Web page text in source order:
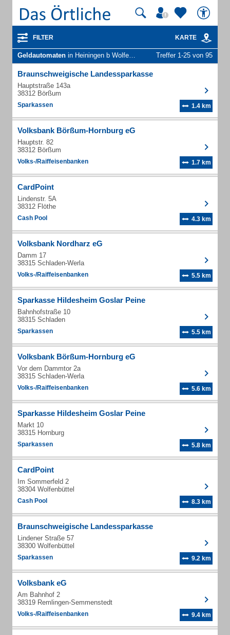
FILTER KARTE
Geldautomaten in Heiningen b Wolfenbüttel Treffer 1-25 von 95
Braunschweigische Landessparkasse
Hauptstraße 143a
38312 Börßum
Sparkassen 1.4 km
Volksbank Börßum-Hornburg eG
Hauptstr. 82
38312 Börßum
Volks-/Raiffeisenbanken 1.7 km
CardPoint
Lindenstr. 5A
38312 Flöthe
Cash Pool 4.3 km
Volksbank Nordharz eG
Damm 17
38315 Schladen-Werla
Volks-/Raiffeisenbanken 5.5 km
Sparkasse Hildesheim Goslar Peine
Bahnhofstraße 10
38315 Schladen
Sparkassen 5.5 km
Volksbank Börßum-Hornburg eG
Vor dem Dammtor 2a
38315 Schladen-Werla
Volks-/Raiffeisenbanken 5.6 km
Sparkasse Hildesheim Goslar Peine
Markt 10
38315 Hornburg
Sparkassen 5.8 km
CardPoint
Im Sommerfeld 2
38304 Wolfenbüttel
Cash Pool 8.3 km
Braunschweigische Landessparkasse
Lindener Straße 57
38300 Wolfenbüttel
Sparkassen 9.2 km
Volksbank eG
Am Bahnhof 2
38319 Remlingen-Semmenstedt
Volks-/Raiffeisenbanken 9.4 km